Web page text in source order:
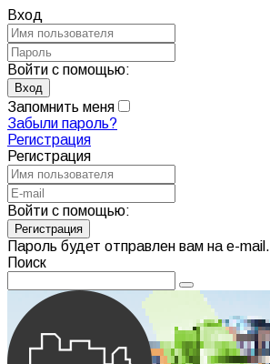
Вход
Войти с помощью:
Запомнить меня
Забыли пароль?
Регистрация
Регистрация
Войти с помощью:
Пароль будет отправлен вам на e-mail.
Поиск